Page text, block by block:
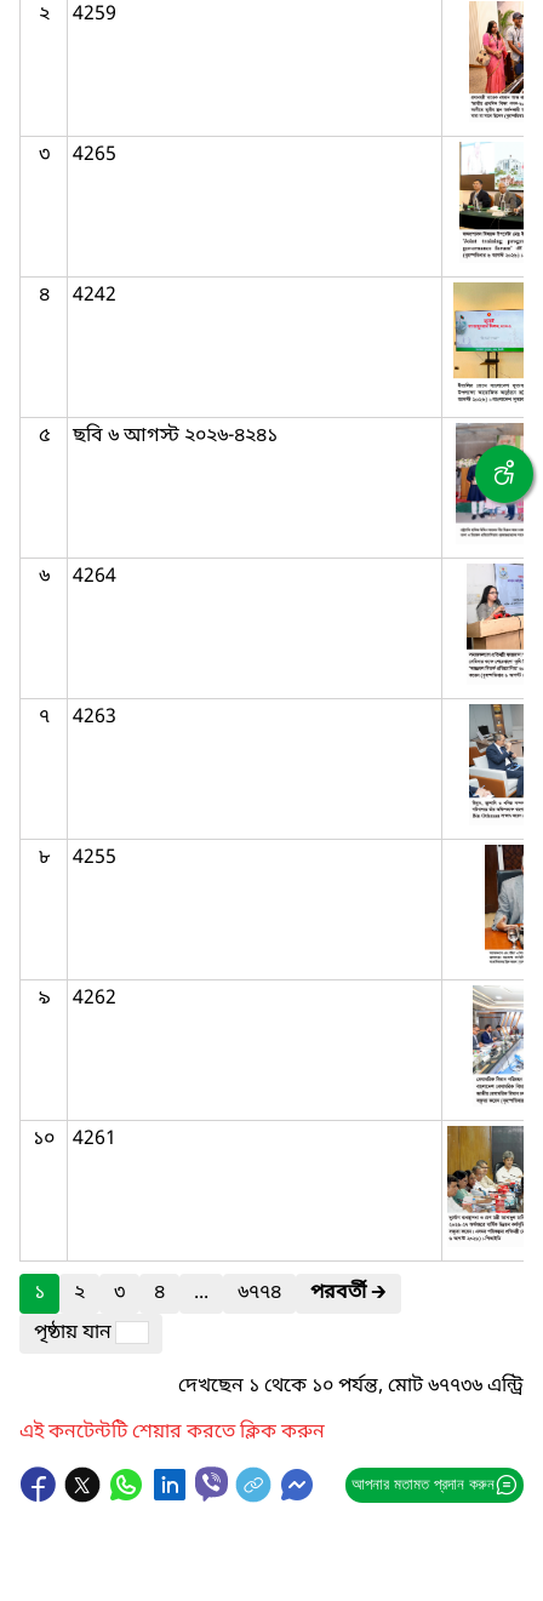
২ 4259
৩ 4265
৪ 4242
৫ ছবি ৬ আগস্ট ২০২৬-৪২৪১
৬ 4264
৭ 4263
৮ 4255
৯ 4262
১০ 4261
১ ২ ৩ ৪ ... ৬৭৭৪ পরবর্তী🡲
পৃষ্ঠায় যান
দেখছেন ১ থেকে ১০ পর্যন্ত, মোট ৬৭৭৩৬ এন্ট্রি
এই কনটেন্টটি শেয়ার করতে ক্লিক করুন
আপনার মতামত প্রদান করুন